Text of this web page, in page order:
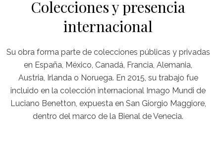
Colecciones y presencia
internacional
Su obra forma parte de colecciones públicas y privadas
en España, México, Canadá, Francia, Alemania,
Austria, Irlanda o Noruega. En 2015, su trabajo fue
incluido en la colección internacional Imago Mundi de
Luciano Benetton, expuesta en San Giorgio Maggiore,
dentro del marco de la Bienal de Venecia.